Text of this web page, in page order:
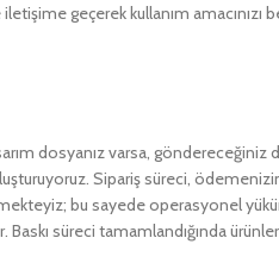
geçerek kullanım
dosyanız varsa,
Sipariş süreci,
bu sayede operasyonel
Baskı süreci tamamlandığında